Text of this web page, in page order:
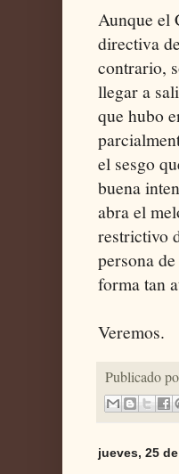
Aunque el
directiva
contrario,
llegar a
que hubo
el sesgo
buena
abra el
restrictivo
persona
forma tan
Veremos.
Publicado
jueves, 25